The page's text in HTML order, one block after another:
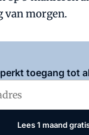
van morgen.
toegang tot
Lees 1 maand